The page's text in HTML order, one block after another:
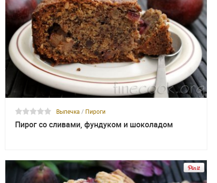
Выпечка / Пироги
Пирог со сливами, фундуком и шоколадом